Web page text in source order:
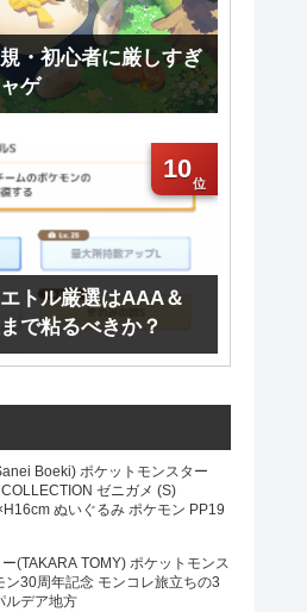
・初心者に厳しすぎ
ゲ
10
トル厳選はAAA＆
で粘るべきか？
Boeki) ポケットモンスター
ゼニガメ (S)
ぬいぐるみ ポケモン PP19
(TAKARA TOMY) ポケットモンス
ン30周年記念 モンコレ旅立ちの3
ルデア地方